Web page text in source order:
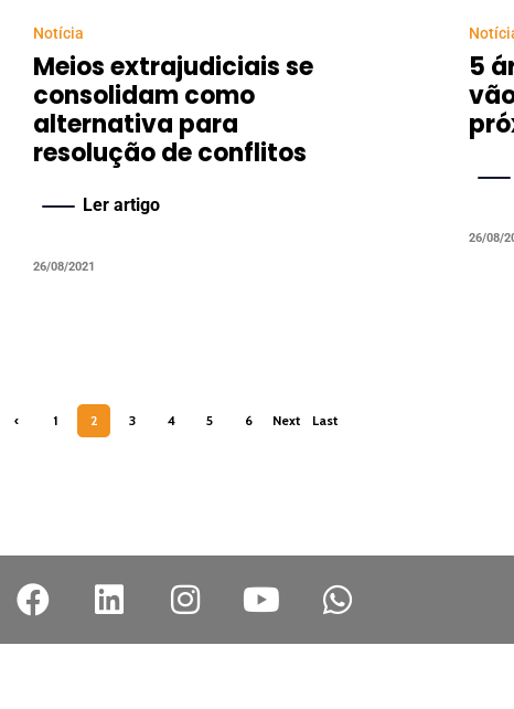
Notícia
Meios extrajudiciais se
consolidam como
alternativa para
resolução de conflitos
Ler artigo
26/08/2021
5
26/08/
‹
1 2 3 4 5 6
Next
Last